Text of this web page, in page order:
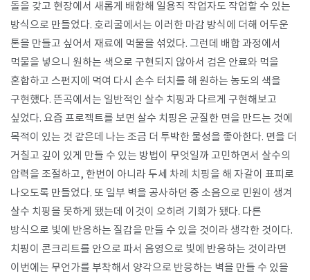
돌을 갖고 현장에서 새롭게 배합해 일용직 작업자도 작업할 수 있는
방식으로 만들었다. 호리굴에서는 이러한 마감 방식에 더해 어두운
톤을 만들고 싶어서 재료에 먹물을 섞었다. 그런데 배합 과정에서
먹물을 넣으니 원하는 색으로 구현되지 않아서 검은 안료와 먹을
혼합하고 스펀지에 먹여 다시 손수 터치를 해 원하는 농도의 색을
구현했다. 뜬곡에서는 일반적인 살수 치핑과 다르게 구현해보고
싶었다. 요즘 프로젝트를 보면 살수 치핑은 균질한 면을 만드는 것에
목적이 있는 것 같은데 나는 조금 더 투박한 물성을 좋아한다. 면을 더
거칠고 깊이 있게 만들 수 있는 방법이 무엇일까 고민하면서 살수의
압력을 조절하고, 한번이 아니라 두세 차례 치핑을 해 자갈이 표피로
나오도록 만들었다. 또 일부 벽을 공사하던 중 소음으로 민원이 생겨
살수 치핑을 못하게 됐는데 이것이 오히려 기회가 됐다. 다른
방식으로 빛에 반응하는 질감을 만들 수 있을 것이라 생각한 것이다.
치핑이 콘크리트를 안으로 파서 음영으로 빛에 반응하는 것이라면
이번에는 무언가를 부착해서 양각으로 반응하는 벽을 만들 수 있을